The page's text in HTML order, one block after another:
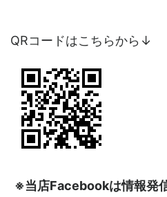
QRコードはこちらから↓
※当店Facebookは情報発